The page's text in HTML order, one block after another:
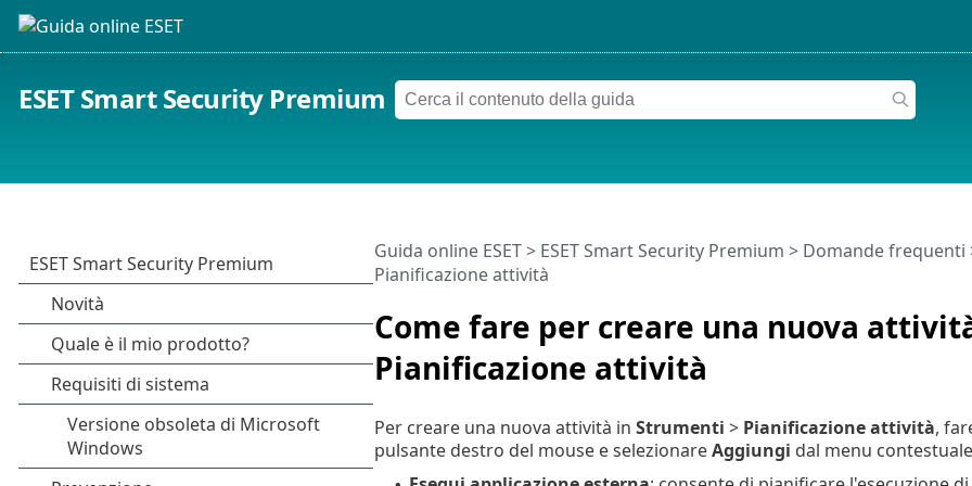
ESET Smart Security Premium
Come fare per creare una nuova
Pianificazione attività
Guida online ESET> ESET Smart Security Premium > Domande frequenti
Pianificazione attività
Per creare una nuova attività in Strumenti > Pianificazione attività,
pulsante destro del mouse e selezionareAggiungi dal menu